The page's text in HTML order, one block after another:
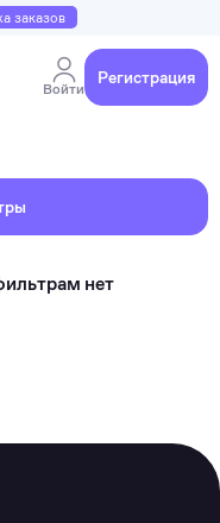
заказов
Войти
Регистрация
нет